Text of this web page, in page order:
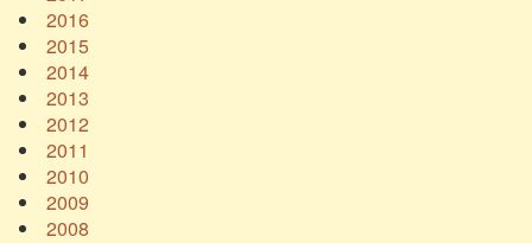
2016
2015
2014
2013
2012
2011
2010
2009
2008